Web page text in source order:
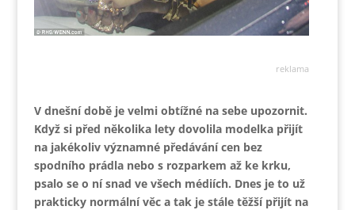
reklama
V dnešní době je velmi obtížné na sebe upozornit.
Když si před několika lety dovolila modelka přijít
na jakékoliv významné předávání cen bez
spodního prádla nebo s rozparkem až ke krku,
psalo se o ní snad ve všech médiích. Dnes je to už
prakticky normální věc a tak je stále těžší přijít na